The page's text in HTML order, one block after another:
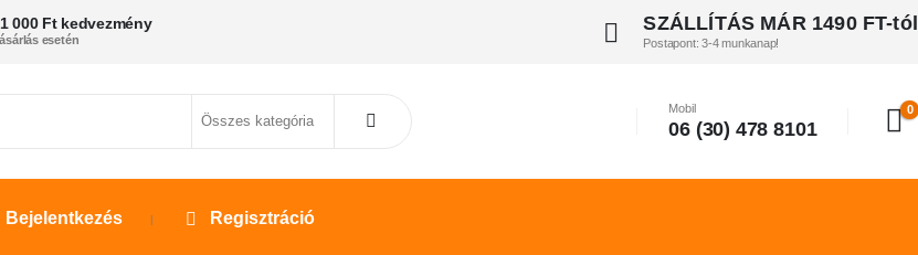
SZÁLLÍTÁS MÁR 1490 FT-tól
Postapont: 3-4 munkanap!
000 Ft kedvezmény
esetén
Mobil
06 (30) 478 8101
0
Bejelentkezés Regisztráció